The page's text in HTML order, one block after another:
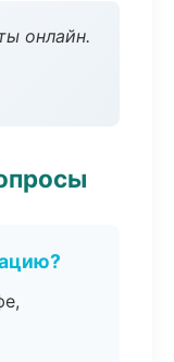
онлайн.